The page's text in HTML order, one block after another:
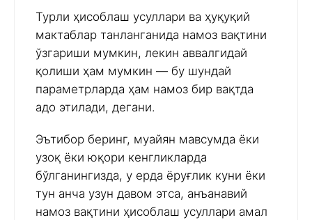
Турли ҳисоблаш усуллари ва ҳуқуқий
мактаблар танланганида намоз вақтини
ўзгариши мумкин, лекин аввалгидай
қолиши ҳам мумкин — бу шундай
параметрларда ҳам намоз бир вақтда
адо этилади, дегани.
Эътибор беринг, муайян мавсумда ёки
узоқ ёки юқори кенгликларда
бўлганингизда, у ерда ёруғлик куни ёки
тун анча узун давом этса, анъанавий
намоз вақтини ҳисоблаш усуллари амал